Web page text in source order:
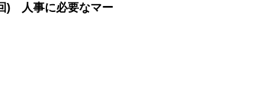
) 人事に必要なマー